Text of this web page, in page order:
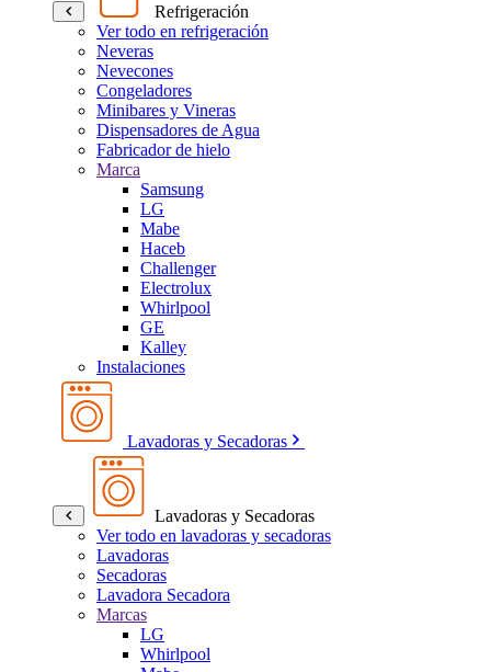
Refrigeración
Ver todo en refrigeración
Neveras
Nevecones
Congeladores
Minibares y Vineras
Dispensadores de Agua
Fabricador de hielo
Marca
Samsung
LG
Mabe
Haceb
Challenger
Electrolux
Whirlpool
GE
Kalley
Instalaciones
Lavadoras y Secadoras
Lavadoras y Secadoras
Ver todo en lavadoras y secadoras
Lavadoras
Secadoras
Lavadora Secadora
Marcas
LG
Whirlpool